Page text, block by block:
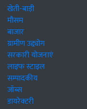
खेती-बाड़ी
मौसम
बाजार
ग्रामीण उद्द्योग
सरकारी योजनाएं
लाइफ स्टाइल
सम्पादकीय
जॉब्स
डायरेक्टरी